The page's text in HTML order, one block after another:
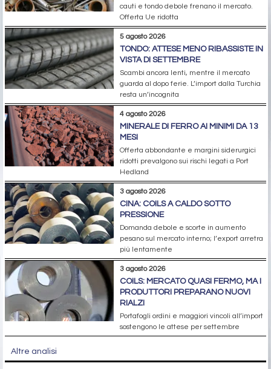
cauti e tondo debole frenano il mercato.
Offerta Ue ridotta
5 agosto 2026
TONDO: ATTESE MENO RIBASSISTE IN
VISTA DI SETTEMBRE
Scambi ancora lenti, mentre il mercato
guarda al dopo ferie. L’import dalla Turchia
resta un’incognita
4 agosto 2026
MINERALE DI FERRO AI MINIMI DA 13
MESI
Offerta abbondante e margini siderurgici
ridotti prevalgono sui rischi legati a Port
Hedland
3 agosto 2026
CINA: COILS A CALDO SOTTO
PRESSIONE
Domanda debole e scorte in aumento
pesano sul mercato interno; l’export arretra
più lentamente
3 agosto 2026
COILS: MERCATO QUASI FERMO, MA I
PRODUTTORI PREPARANO NUOVI
RIALZI
Portafogli ordini e maggiori vincoli all’import
sostengono le attese per settembre
Altre analisi